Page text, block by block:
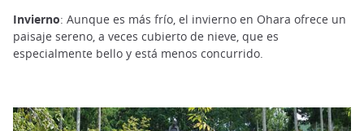
Invierno: Aunque es más frío, el invierno en Ohara ofrece un
paisaje sereno, a veces cubierto de nieve, que es
especialmente bello y está menos concurrido.